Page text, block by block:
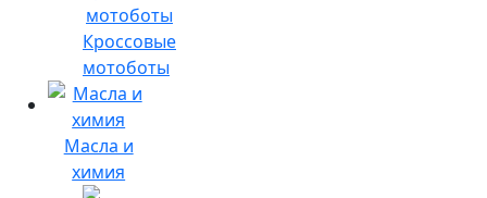
Кроссовые
мотоботы
Масла и
химия